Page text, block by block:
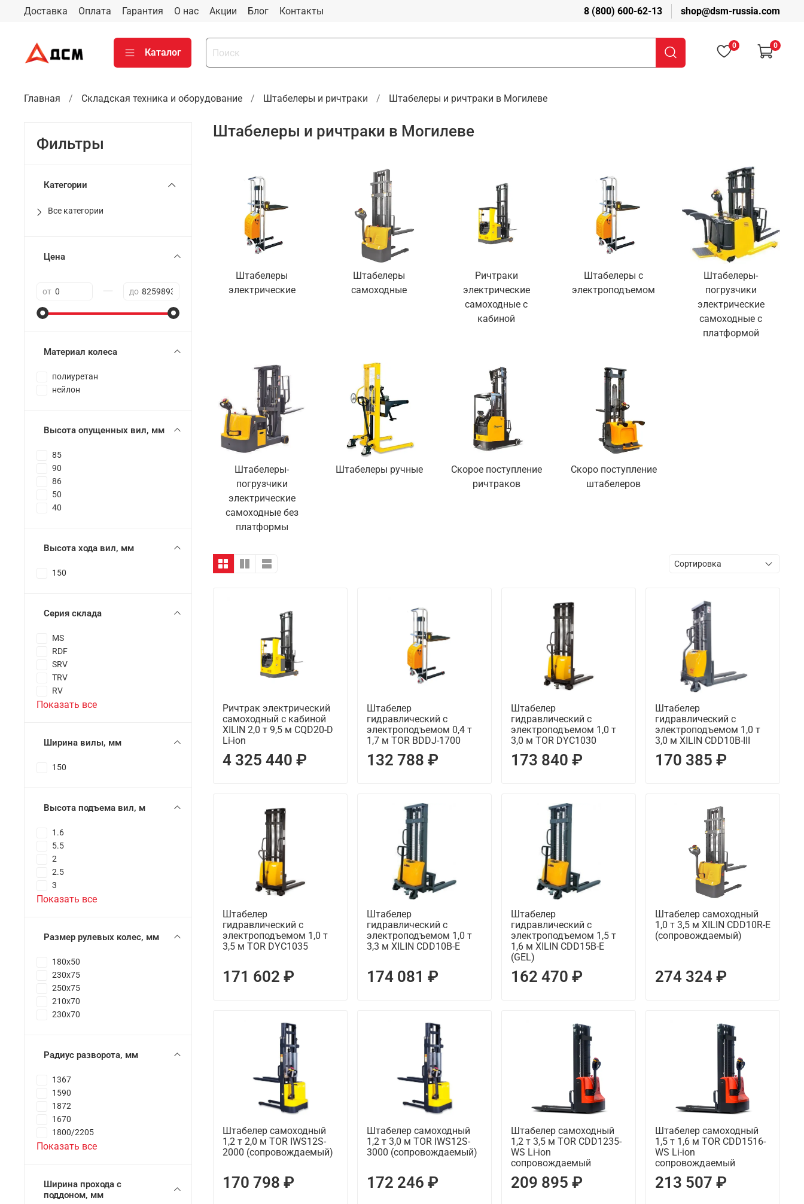
Доставка Оплата Гарантия О нас Акции Блог Контакты 8 (800) 600-62-13 shop@dsm-russia.com
Каталог
0 0
Главная Складская техника и оборудование Штабелеры и ричтраки Штабелеры и ричтраки в Могилеве
Штабелеры и ричтраки в Могилеве
Штабелеры
электрические
Штабелеры
самоходные
Ричтраки
электрические
самоходные с
кабиной
Штабелеры с
электроподъемом
Штабелеры-
погрузчики
электрические
самоходные с
платформой
Штабелеры-
погрузчики
электрические
самоходные без
платформы
Штабелеры ручные
Скорое поступление
ричтраков
Скоро поступление
штабелеров
Ричтрак электрический
самоходный с кабиной
XILIN 2,0 т 9,5 м CQD20-D
Li-ion
4 325 440 ₽
Штабелер
гидравлический с
электроподъемом 0,4 т
1,7 м TOR BDDJ-1700
132 788 ₽
Штабелер
гидравлический с
электроподъемом 1,0 т
3,0 м TOR DYC1030
173 840 ₽
Штабелер
гидравлический с
электроподъемом 1,0 т
3,0 м XILIN CDD10B-III
170 385 ₽
Штабелер
гидравлический с
электроподъемом 1,0 т
3,5 м TOR DYC1035
171 602 ₽
Штабелер
гидравлический с
электроподъемом 1,0 т
3,3 м XILIN CDD10B-E
174 081 ₽
Штабелер
гидравлический с
электроподъемом 1,5 т
1,6 м XILIN CDD15B-E
(GEL)
162 470 ₽
Штабелер самоходный
1,0 т 3,5 м XILIN CDD10R-E
(сопровождаемый)
274 324 ₽
Штабелер самоходный
1,2 т 2,0 м TOR IWS12S-
2000 (сопровождаемый)
170 798 ₽
Штабелер самоходный
1,2 т 3,0 м TOR IWS12S-
3000 (сопровождаемый)
172 246 ₽
Штабелер самоходный
1,2 т 3,5 м TOR CDD1235-
WS Li-ion
сопровождаемый
209 895 ₽
Штабелер самоходный
1,5 т 1,6 м TOR CDD1516-
WS Li-ion
сопровождаемый
213 507 ₽
Фильтры
Категории
Все категории
Цена
от до
Материал колеса
полиуретан
нейлон
Высота опущенных вил, мм
85
90
86
50
40
Высота хода вил, мм
150
Серия склада
MS
RDF
SRV
TRV
RV
Показать все
Ширина вилы, мм
150
Высота подъема вил, м
1.6
5.5
2
2.5
3
Показать все
Размер рулевых колес, мм
180x50
230x75
250x75
210x70
230x70
Радиус разворота, мм
1367
1590
1872
1670
1800/2205
Показать все
Ширина прохода с
поддоном, мм